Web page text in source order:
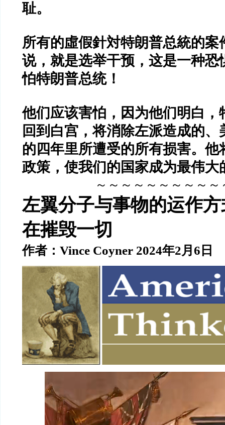
耻。
所有的虛假針対特朗普总統的
说，就是选举干预，这是一种恐
怕特朗普总统！
他们应该害怕，因为他们明白，
回到白宫，将消除左派造成的、
的四年里所遭受的所有损害。他
政策，使我们的国家成为最伟
～～～～～～～～～～
左翼分子与事物的运作
在摧毁一切
作者：Vince Coyner 2024年2月6日